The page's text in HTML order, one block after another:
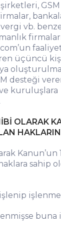
vb.
üçüncü
desteği
kuruluşlara
OLARAK
Kanun’un
sahip